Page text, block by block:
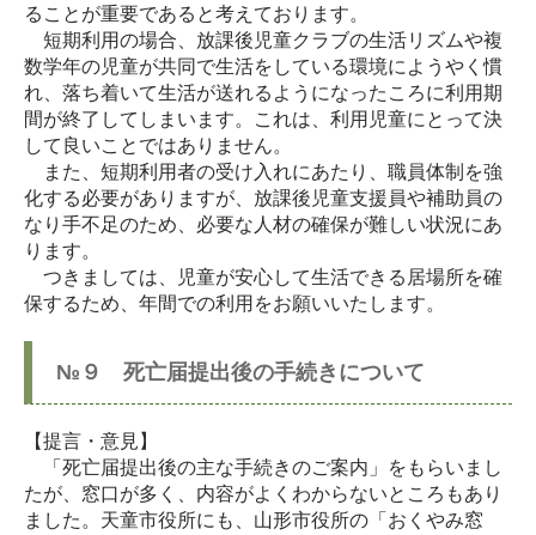
ることが重要であると考えております。
短期利用の場合、放課後児童クラブの生活リズムや複
数学年の児童が共同で生活をしている環境にようやく慣
れ、落ち着いて生活が送れるようになったころに利用期
間が終了してしまいます。これは、利用児童にとって決
して良いことではありません。
また、短期利用者の受け入れにあたり、職員体制を強
化する必要がありますが、放課後児童支援員や補助員の
なり手不足のため、必要な人材の確保が難しい状況にあ
ります。
つきましては、児童が安心して生活できる居場所を確
保するため、年間での利用をお願いいたします。
№９ 死亡届提出後の手続きについて
【提言・意見】
「死亡届提出後の主な手続きのご案内」をもらいまし
たが、窓口が多く、内容がよくわからないところもあり
ました。天童市役所にも、山形市役所の「おくやみ窓